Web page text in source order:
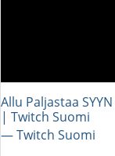
Allu Paljastaa
| Twitch Suomi
― Twitch Suomi